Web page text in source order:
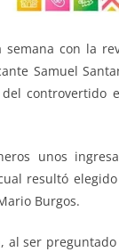
semana con la
Samuel
controvertido
unos
resultó
Burgos.
al ser